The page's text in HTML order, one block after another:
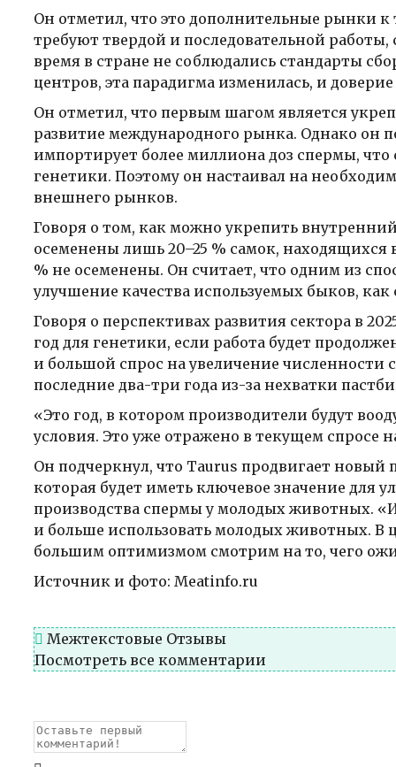
Он отметил, что это дополнительные рынки
требуют твердой и последовательной
время в стране не соблюдались стандарты
центров, эта парадигма изменилась, и
Он отметил, что первым шагом является
развитие международного рынка. Однако он
импортирует более миллиона доз спермы,
генетики. Поэтому он настаивал на
внешнего рынков.
Говоря о том, как можно укрепить
осеменены лишь 20–25 % самок, находящихся
% не осеменены. Он считает, что одним из
улучшение качества используемых быков,
Говоря о перспективах развития сектора в
год для генетики, если работа будет
и большой спрос на увеличение численности
последние два-три года из-за нехватки
«Это год, в котором производители будут
условия. Это уже отражено в текущем
Он подчеркнул, что Taurus продвигает
которая будет иметь ключевое значение для
производства спермы у молодых животных.
и больше использовать молодых животных. В
большим оптимизмом смотрим на то, чего
Источник и фото: Meatinfo.ru
Межтекстовые Отзывы
Посмотреть все комментарии